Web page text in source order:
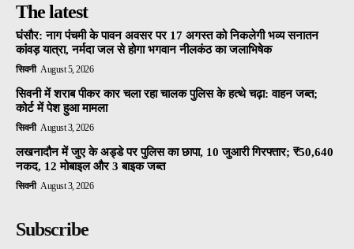
The latest
घंसौर: नाग पंचमी के पावन अवसर पर 17 अगस्त को निकलेगी भव्य सनातन
कांवड़ यात्रा, नर्मदा जल से होगा भगवान नीलकंठ का जलाभिषेक
सिवनी August 5, 2026
सिवनी में शराब पीकर कार चला रहा चालक पुलिस के हत्थे चढ़ा: वाहन जब्त;
कोर्ट में पेश हुआ मामला
सिवनी August 3, 2026
लखनादौन में जुए के अड्डे पर पुलिस का छापा, 10 जुआरी गिरफ्तार; ₹50,640
नकद, 12 मोबाइल और 3 बाइक जब्त
सिवनी August 3, 2026
Subscribe